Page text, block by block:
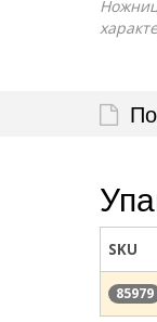
SKU
85979